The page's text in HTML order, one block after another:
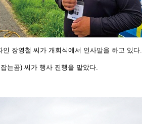
인 장영철 씨가 개회식에서 인사말을 하고 있다.
는곰) 씨 가 행사 진행을 맡았다.